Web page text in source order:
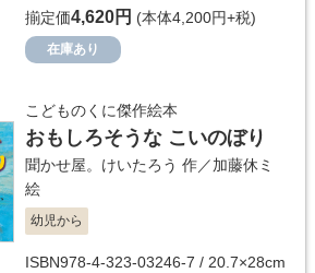
揃定価4,620円 (本体4,200円+税)
在庫あり
こどものくに傑作絵本
おもしろそうな こいのぼり
聞かせ屋。けいたろう 作／加藤休ミ
絵
幼児から
ISBN978-4-323-03246-7 / 20.7×28cm